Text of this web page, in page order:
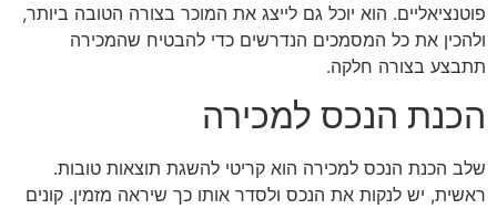
פוטנציאליים. הוא יוכל גם לייצג את המוכר בצורה הטובה ביותר,
ולהכין את כל המסמכים הנדרשים כדי להבטיח שהמכירה
תתבצע בצורה חלקה.
הכנת הנכס למכירה
שלב הכנת הנכס למכירה הוא קריטי להשגת תוצאות טובות.
ראשית, יש לנקות את הנכס ולסדר אותו כך שיראה מזמין. קונים